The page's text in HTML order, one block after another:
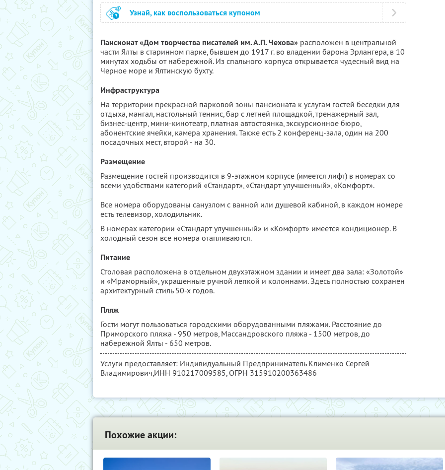
Узнай, как воспользоваться купоном
Пансионат «Дом творчества писателей им. А.П. Чехова» расположен в центральной
части Ялты в старинном парке, бывшем до 1917 г. во владении барона Эрлангера, в 10
минутах ходьбы от набережной. Из спального корпуса открывается чудесный вид на
Черное море и Ялтинскую бухту.
Инфраструктура
На территории прекрасной парковой зоны пансионата к услугам гостей беседки для
отдыха, мангал, настольный теннис, бар с летней площадкой, тренажерный зал,
бизнес-центр, мини-кинотеатр, платная автостоянка, экскурсионное бюро,
абонентские ячейки, камера хранения. Также есть 2 конференц-зала, один на 200
посадочных мест, второй - на 30.
Размещение
Размещение гостей производится в 9-этажном корпусе (имеется лифт) в номерах со
всеми удобствами категорий «Стандарт», «Стандарт улучшенный», «Комфорт».
Все номера оборудованы санузлом с ванной или душевой кабиной, в каждом номере
есть телевизор, холодильник.
В номерах категории «Стандарт улучшенный» и «Комфорт» имеется кондиционер. В
холодный сезон все номера отапливаются.
Питание
Столовая расположена в отдельном двухэтажном здании и имеет два зала: «Золотой»
и «Мраморный», украшенные ручной лепкой и колоннами. Здесь полностью сохранен
архитектурный стиль 50-х годов.
Пляж
Гости могут пользоваться городскими оборудованными пляжами. Расстояние до
Приморского пляжа - 950 метров, Массандровского пляжа - 1500 метров, до
набережной Ялты - 650 метров.
Услуги предоставляет: Индивидуальный Предприниматель Клименко Сергей
Владимирович,ИНН 910217009585, ОГРН 315910200363486
Похожие акции: